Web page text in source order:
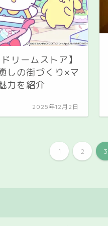
リームストア】
しの街づくり×マ
力を紹介
2025年12月2日
1 2 3